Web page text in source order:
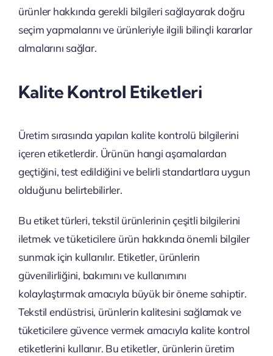
ürünler hakkında gerekli bilgileri sağlayarak doğru
seçim yapmalarını ve ürünleriyle ilgili bilinçli kararlar
almalarını sağlar.
Kalite Kontrol Etiketleri
Üretim sırasında yapılan kalite kontrolü bilgilerini
içeren etiketlerdir. Ürünün hangi aşamalardan
geçtiğini, test edildiğini ve belirli standartlara uygun
olduğunu belirtebilirler.
Bu etiket türleri, tekstil ürünlerinin çeşitli bilgilerini
iletmek ve tüketicilere ürün hakkında önemli bilgiler
sunmak için kullanılır. Etiketler, ürünlerin
güvenilirliğini, bakımını ve kullanımını
kolaylaştırmak amacıyla büyük bir öneme sahiptir.
Tekstil endüstrisi, ürünlerin kalitesini sağlamak ve
tüketicilere güvence vermek amacıyla kalite kontrol
etiketlerini kullanır. Bu etiketler, ürünlerin üretim